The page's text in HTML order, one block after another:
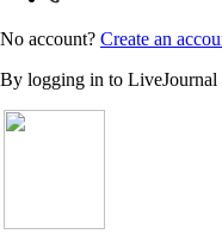
No account? Create an
By logging in to LiveJournal